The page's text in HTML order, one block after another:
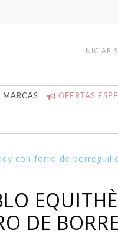
INICIAR
MARCAS OFERTAS
con forro de
DE